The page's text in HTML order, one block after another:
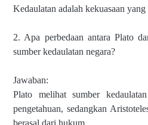
Kedaulatan adalah kekuasaan
2. Apa perbedaan antara Plato
sumber kedaulatan negara?
Jawaban:
Plato melihat sumber
pengetahuan, sedangkan
berasal dari hukum